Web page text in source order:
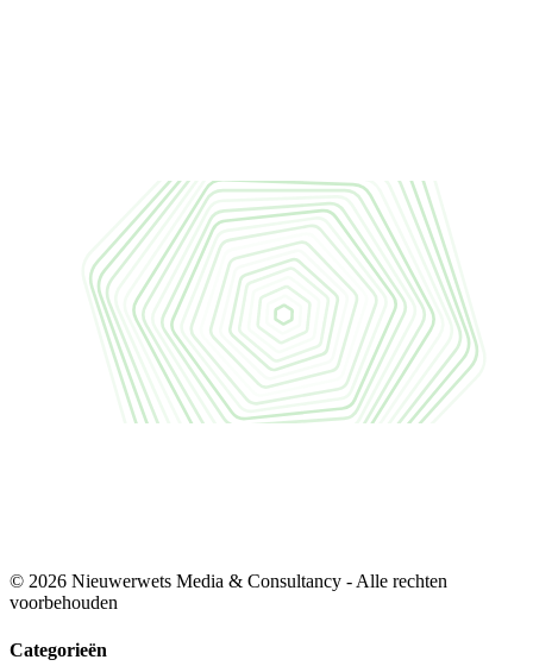
© 2026 Nieuwerwets Media & Consultancy - Alle rechten
voorbehouden
Categorieën